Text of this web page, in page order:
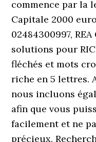
commence par la
Capitale 2000
02484300997,
solutions pour
fléchés et mots
riche en 5 lettres.
nous incluons
afin que vous
facilement et ne
précieux.